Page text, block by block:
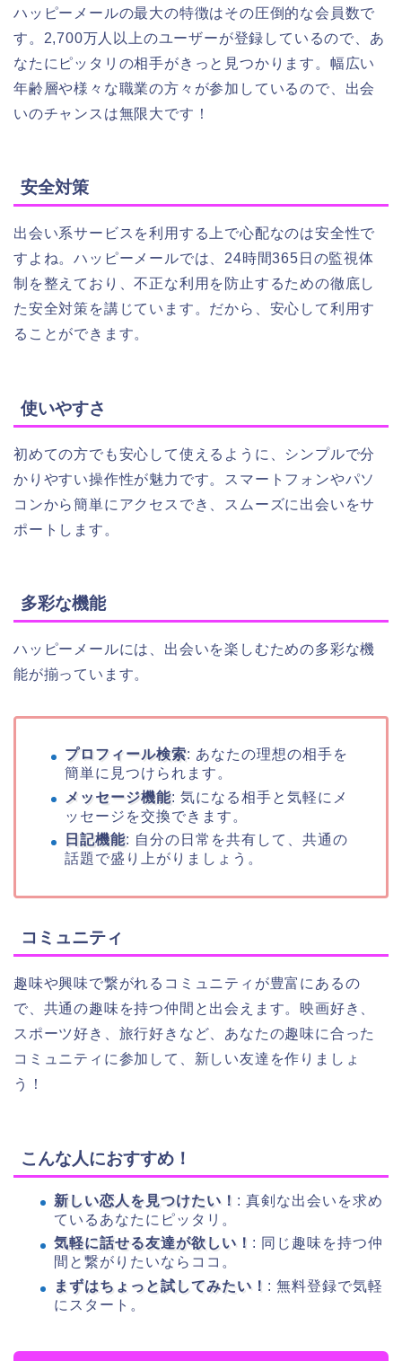
ハッピーメールの最大の特徴はその圧倒的な会員数で
す。2,700万人以上のユーザーが登録しているので、あ
なたにピッタリの相手がきっと見つかります。幅広い
年齢層や様々な職業の方々が参加しているので、出会
いのチャンスは無限大です！
安全対策
出会い系サービスを利用する上で心配なのは安全性で
すよね。ハッピーメールでは、24時間365日の監視体
制を整えており、不正な利用を防止するための徹底し
た安全対策を講じています。だから、安心して利用す
ることができます。
使いやすさ
初めての方でも安心して使えるように、シンプルで分
かりやすい操作性が魅力です。スマートフォンやパソ
コンから簡単にアクセスでき、スムーズに出会いをサ
ポートします。
多彩な機能
ハッピーメールには、出会いを楽しむための多彩な機
能が揃っています。
プロフィール検索: あなたの理想の相手を
簡単に見つけられます。
メッセージ機能: 気になる相手と気軽にメ
ッセージを交換できます。
日記機能: 自分の日常を共有して、共通の
話題で盛り上がりましょう。
コミュニティ
趣味や興味で繋がれるコミュニティが豊富にあるの
で、共通の趣味を持つ仲間と出会えます。映画好き、
スポーツ好き、旅行好きなど、あなたの趣味に合った
コミュニティに参加して、新しい友達を作りましょ
う！
こんな人におすすめ！
新しい恋人を見つけたい！ : 真剣な出会いを求め
ているあなたにピッタリ。
気軽に話せる友達が欲しい！ : 同じ趣味を持つ仲
間と繋がりたいならココ。
まずはちょっと試してみたい！ : 無料登録で気軽
にスタート。